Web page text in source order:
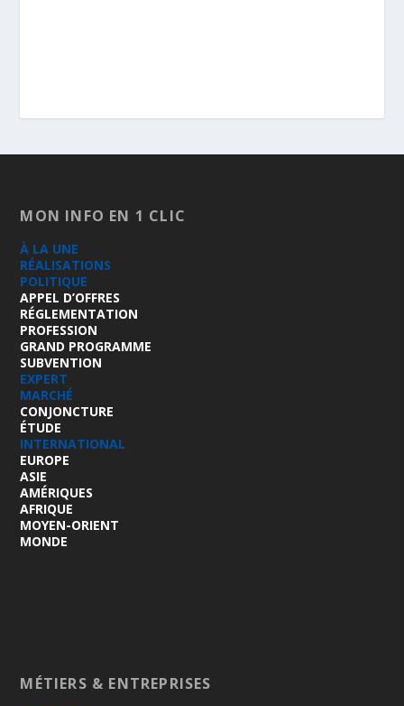
MON INFO EN 1 CLIC
À LA UNE
RÉALISATIONS
POLITIQUE
APPEL D’OFFRES
RÉGLEMENTATION
PROFESSION
GRAND PROGRAMME
SUBVENTION
EXPERT
MARCHÉ
CONJONCTURE
ÉTUDE
INTERNATIONAL
EUROPE
ASIE
AMÉRIQUES
AFRIQUE
MOYEN-ORIENT
MONDE
MÉTIERS & ENTREPRISES